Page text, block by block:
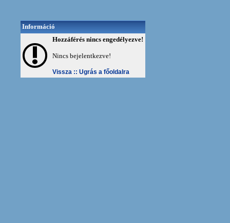
Információ
Hozzáférés nincs engedélyezve!
Nincs bejelentkezve!
Vissza :: Ugrás a főoldalra